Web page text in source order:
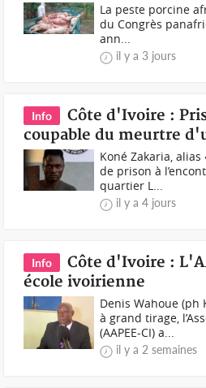
La peste porcine
du Congrès
ann...
il y a 3 jours
Info
Côte d'Ivoire :
coupable du meurtre
Koné Zakaria,
de prison à
quartier L...
il y a 4 jours
Info
Côte d'Ivoire :
école ivoirienne
Denis Wahoue (ph
à grand tirage,
(AAPEE-CI) a...
il y a 2 semaines